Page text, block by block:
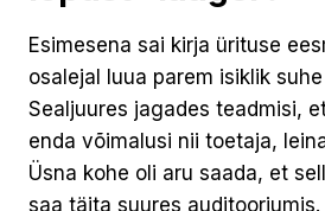
Esimesena sai kirja ürituse
osalejal luua parem isiklik
Sealjuures jagades teadmisi,
enda võimalusi nii toetaja,
Üsna kohe oli aru saada, et
saa täita suures